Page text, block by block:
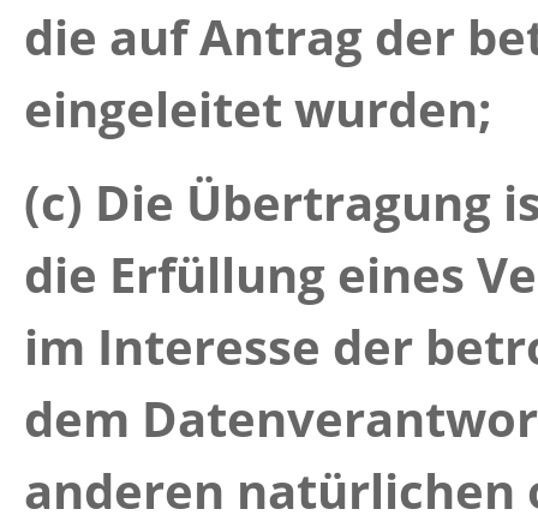
die auf Antrag der
eingeleitet wurden;
(c) Die Übertragung
die Erfüllung eines
im Interesse der
dem
anderen natürlichen